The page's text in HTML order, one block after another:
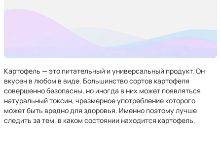
Картофель — это питательный и универсальный продукт. Он
вкусен в любом в виде. Большинство сортов картофеля
совершенно безопасны, но иногда в них может появляться
натуральный токсин, чрезмерное употребление которого
может быть вредно для здоровья. Именно поэтому лучше
следить за тем, в каком состоянии находится картофель.